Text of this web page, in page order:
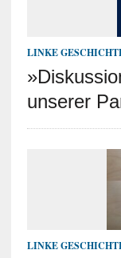
LINKE
unserer
LINKE